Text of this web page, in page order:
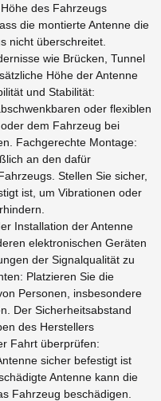
des Fahrzeugs
die montierte Antenne die
nicht überschreitet.
wie Brücken, Tunnel
Höhe der Antenne
und Stabilität:
oder flexiblen
dem Fahrzeug bei
Fachgerechte Montage:
an den dafür
Stellen Sie sicher,
ist, um Vibrationen oder
Installation der Antenne
elektronischen Geräten
der Signalqualität zu
Platzieren Sie die
Personen, insbesondere
Der Sicherheitsabstand
des Herstellers
Fahrt überprüfen:
sicher befestigt ist
Antenne kann die
Fahrzeug beschädigen.